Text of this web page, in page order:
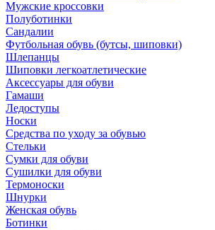
Мужские кроссовки
Полуботинки
Сандалии
Футбольная обувь (бутсы, шиповки)
Шлепанцы
Шиповки легкоатлетические
Аксессуары для обуви
Гамаши
Ледоступы
Носки
Средства по уходу за обувью
Стельки
Сумки для обуви
Сушилки для обуви
Термоноски
Шнурки
Женская обувь
Ботинки